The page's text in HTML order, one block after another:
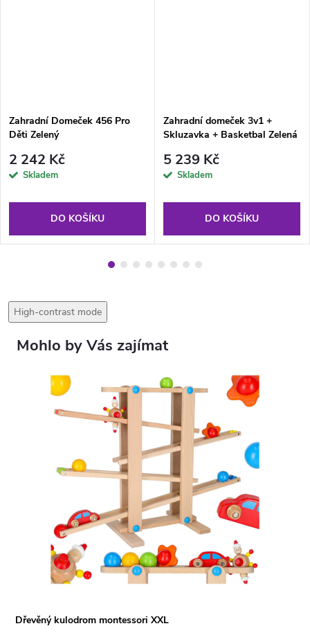
Zahradní Domeček 456 Pro
Děti Zelený
2 242 Kč
Skladem
DO KOŠÍKU
Zahradní domeček 3v1 +
Skluzavka + Basketbal Zelená
5 239 Kč
Skladem
DO KOŠÍKU
High-contrast mode
Dřevěný kulodrom montessori XXL